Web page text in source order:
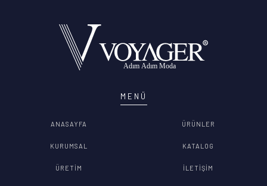
MENÜ
ANASAYFA
KURUMSAL
ÜRETİM
ÜRÜNLER
KATALOG
İLETİŞİM